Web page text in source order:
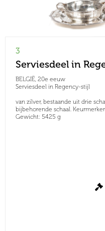
3
Serviesdeel in
BELGIË, 20e eeuw
Serviesdeel in Regency-stijl
van zilver, bestaande uit drie
bijbehorende schaal.
Gewicht: 5425 g